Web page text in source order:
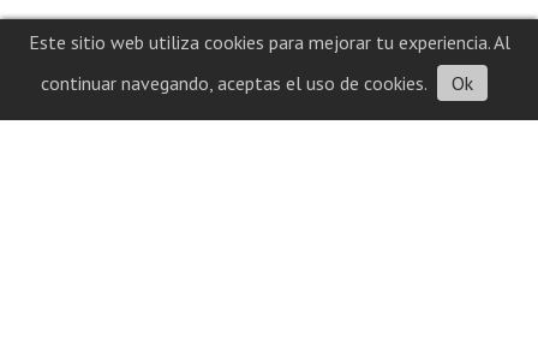
Este sitio web utiliza cookies para mejorar tu experiencia. Al
continuar navegando, aceptas el uso de cookies.
Ok